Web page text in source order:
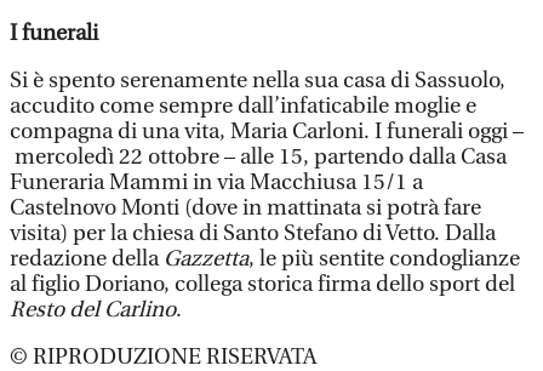
I funerali
Si è spento serenamente nella sua casa di Sassuolo,
accudito come sempre dall’infaticabile moglie e
compagna di una vita, Maria Carloni. I funerali oggi –
mercoledì 22 ottobre – alle 15, partendo dalla Casa
Funeraria Mammi in via Macchiusa 15/1 a
Castelnovo Monti (dove in mattinata si potrà fare
visita) per la chiesa di Santo Stefano di Vetto. Dalla
redazione della Gazzetta, le più sentite condoglianze
al figlio Doriano, collega storica firma dello sport del
Resto del Carlino.
© RIPRODUZIONE RISERVATA